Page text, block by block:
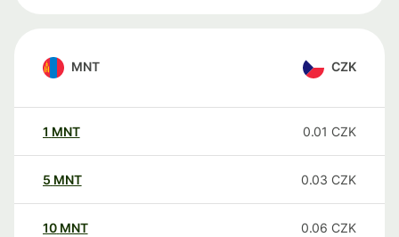
MNT CZK
1 MNT 0.01 CZK
5 MNT 0.03 CZK
10 MNT 0.06 CZK